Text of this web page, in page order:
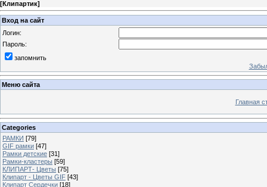
[Клипартик]
Вход на сайт
Логин:
Пароль:
запомнить
Меню сайта
Главная
Categories
РАМКИ [79]
GIF рамки [47]
Рамки детские [31]
Рамки-кластеры [59]
КЛИПАРТ- Цветы [75]
Клипарт - Цветы GIF [43]
Клипарт Сердечки [18]